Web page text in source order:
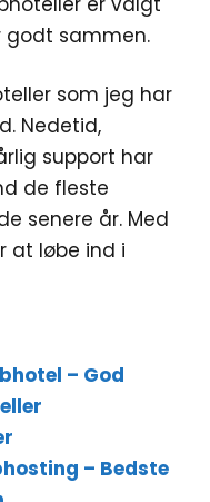
sammen.
som jeg har
Nedetid,
support har
de fleste
senere år. Med
at løbe ind i
– God
– Bedste